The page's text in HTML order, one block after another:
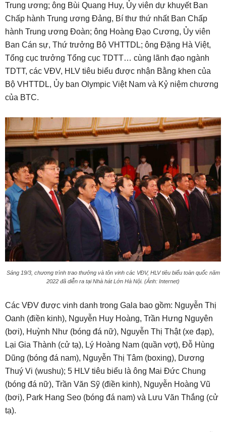
Trung ương; ông Bùi Quang Huy, Ủy viên dự khuyết Ban
Chấp hành Trung ương Đảng, Bí thư thứ nhất Ban Chấp
hành Trung ương Đoàn; ông Hoàng Đạo Cương, Ủy viên
Ban Cán sự, Thứ trưởng Bộ VHTTDL; ông Đặng Hà Việt,
Tổng cục trưởng Tổng cục TDTT… cùng lãnh đạo ngành
TDTT, các VĐV, HLV tiêu biểu được nhận Bằng khen của
Bộ VHTTDL, Ủy ban Olympic Việt Nam và Kỷ niệm chương
của BTC.
Sáng 19/3, chương trình trao thưởng và tôn vinh các VĐV, HLV tiêu biểu toàn quốc năm
2022 đã diễn ra tại Nhà hát Lớn Hà Nội. (Ảnh: Internet)
Các VĐV được vinh danh trong Gala bao gồm: Nguyễn Thị
Oanh (điền kinh), Nguyễn Huy Hoàng, Trần Hưng Nguyên
(bơi), Huỳnh Như (bóng đá nữ), Nguyễn Thị Thật (xe đạp),
Lại Gia Thành (cử tạ), Lý Hoàng Nam (quần vợt), Đỗ Hùng
Dũng (bóng đá nam), Nguyễn Thị Tâm (boxing), Dương
Thuý Vi (wushu); 5 HLV tiêu biểu là ông Mai Đức Chung
(bóng đá nữ), Trần Văn Sỹ (điền kinh), Nguyễn Hoàng Vũ
(bơi), Park Hang Seo (bóng đá nam) và Lưu Văn Thắng (cử
tạ).